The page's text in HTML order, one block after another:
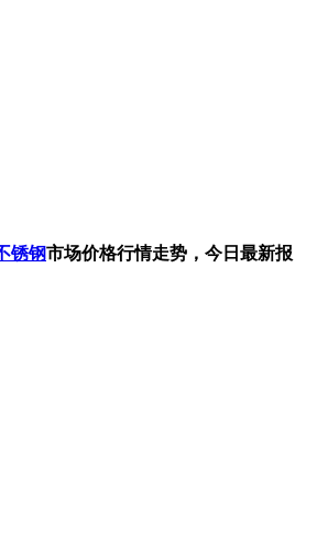
锈钢市场价格行情走势，今日最新报